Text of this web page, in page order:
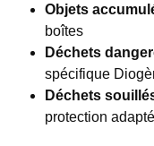
Objets
boîtes
Déchets
spécifique
Déchets
protection